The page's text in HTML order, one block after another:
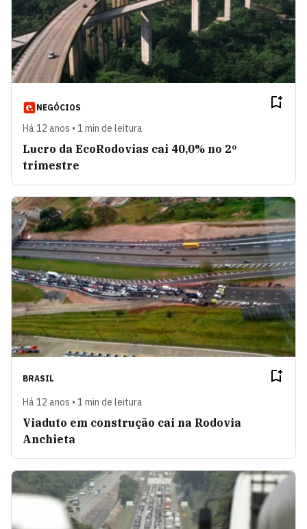
NEGÓCIOS
Há 12 anos • 1 min de leitura
Lucro da EcoRodovias cai 40,0% no 2º
trimestre
BRASIL
Há 12 anos • 1 min de leitura
Viaduto em construção cai na Rodovia
Anchieta